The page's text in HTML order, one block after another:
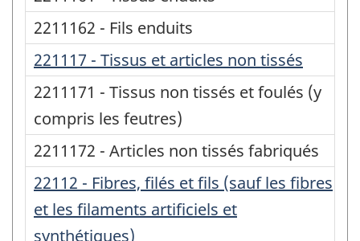
2211162 - Fils enduits
221117 - Tissus et articles non tissés
2211171 - Tissus non tissés et foulés (y
compris les feutres)
2211172 - Articles non tissés fabriqués
22112 - Fibres, filés et fils (sauf les fibres
et les filaments artificiels et
synthétiques)